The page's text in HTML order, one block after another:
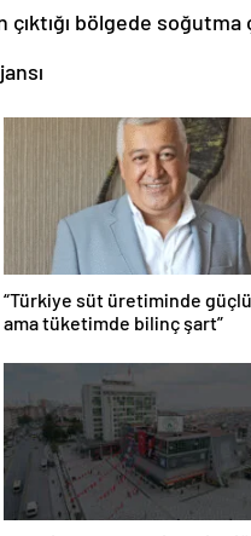
çıktığı bölgede
“Türkiye süt üretiminde
ama tüketimde bilinç şart”